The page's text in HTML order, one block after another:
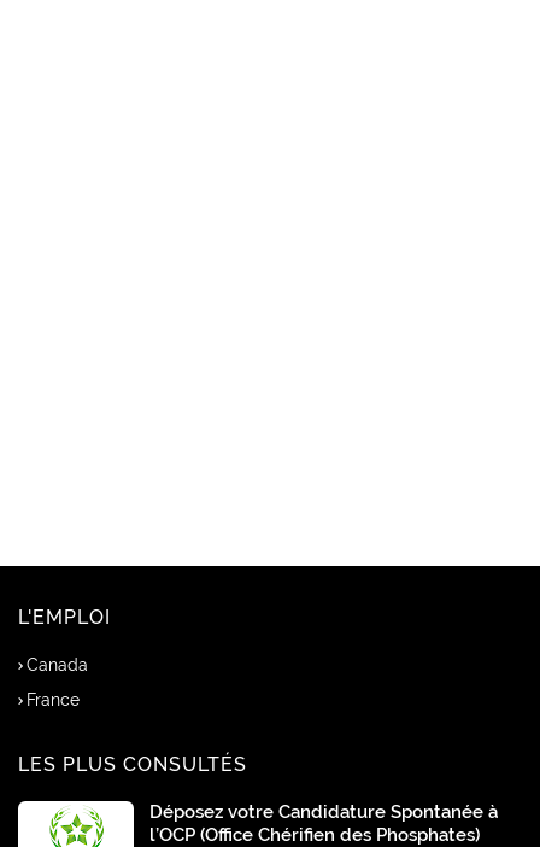
L'EMPLOI
Canada
France
LES PLUS CONSULTÉS
Déposez votre Candidature Spontanée à
l’OCP (Office Chérifien des Phosphates)